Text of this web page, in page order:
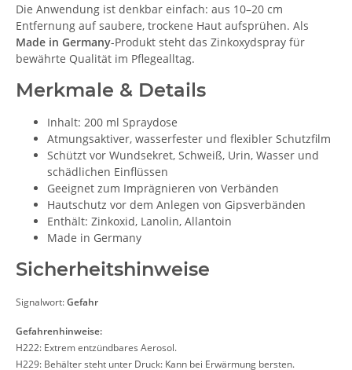
Die Anwendung ist denkbar einfach: aus 10–20 cm
Entfernung auf saubere, trockene Haut aufsprühen. Als
Made in Germany-Produkt steht das Zinkoxydspray für
bewährte Qualität im Pflegealltag.
Merkmale & Details
Inhalt: 200 ml Spraydose
Atmungsaktiver, wasserfester und flexibler Schutzfilm
Schützt vor Wundsekret, Schweiß, Urin, Wasser und
schädlichen Einflüssen
Geeignet zum Imprägnieren von Verbänden
Hautschutz vor dem Anlegen von Gipsverbänden
Enthält: Zinkoxid, Lanolin, Allantoin
Made in Germany
Sicherheitshinweise
Signalwort:Gefahr
Gefahrenhinweise:
H222: Extrem entzündbares Aerosol.
H229: Behälter steht unter Druck: Kann bei Erwärmung bersten.